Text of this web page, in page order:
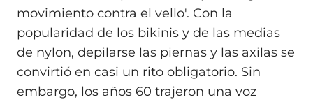
movimiento contra el vello'. Con la
popularidad de los bikinis y de las medias
de nylon, depilarse las piernas y las axilas se
convirtió en casi un rito obligatorio. Sin
embargo, los años 60 trajeron una voz